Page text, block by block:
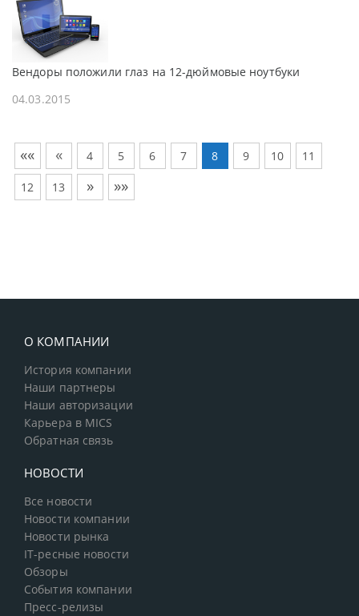
Вендоры положили глаз на 12-дюймовые ноутбуки
04.03.2015
«« « 4 5 6 7 8 9 10 11
12 13 » »»
О КОМПАНИИ
История компании
Наши партнеры
Наши авторизации
Карьера в MICS
Обратная связь
НОВОСТИ
Все новости
Новости компании
Новости рынка
IT-ресные новости
Обзоры
События компании
Пресс-релизы